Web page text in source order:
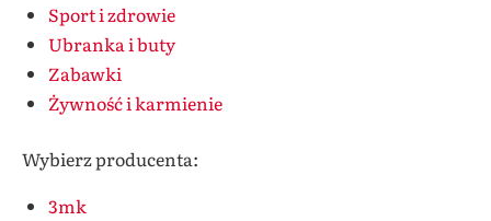
Sport i zdrowie
Ubranka i buty
Zabawki
Żywność i karmienie
Wybierz producenta:
3mk